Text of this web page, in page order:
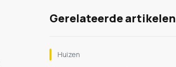
Gerelateerde artikelen
Huizen